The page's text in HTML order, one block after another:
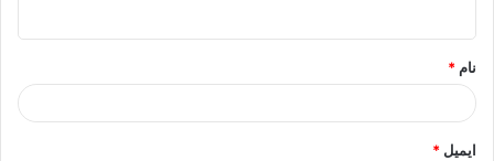
*
نام *
ایمیل *